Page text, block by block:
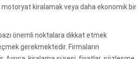
motoryat kiralamak veya daha ekonomik bir
önemli noktalara dikkat etmek
gerekmektedir. Firmaların